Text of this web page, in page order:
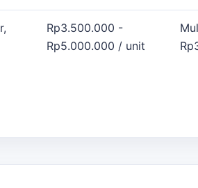
Rp3.500.000 -
Rp5.000.000 / unit